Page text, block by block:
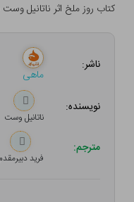
کتاب روز ملخ اثر ناتانیل
ناشر:
ماهی
نویسنده:
ناتانیل وست
مترجم:
فرید